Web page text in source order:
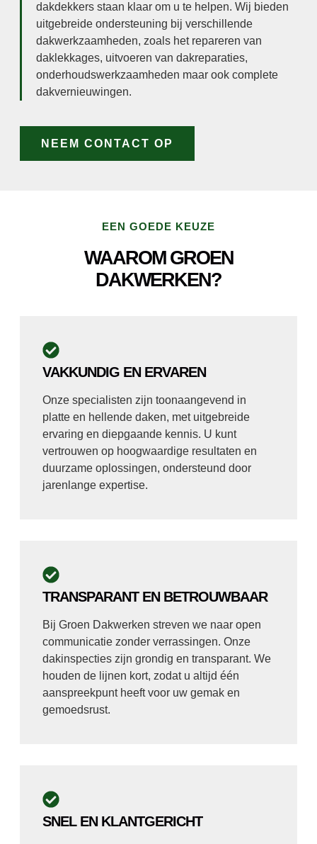
dakdekkers staan klaar om u te helpen. Wij bieden
uitgebreide ondersteuning bij verschillende
dakwerkzaamheden, zoals het repareren van
daklekkages, uitvoeren van dakreparaties,
onderhoudswerkzaamheden maar ook complete
dakvernieuwingen.
NEEM CONTACT OP
EEN GOEDE KEUZE
WAAROM GROEN
DAKWERKEN?
VAKKUNDIG EN ERVAREN
Onze specialisten zijn toonaangevend in
platte en hellende daken, met uitgebreide
ervaring en diepgaande kennis. U kunt
vertrouwen op hoogwaardige resultaten en
duurzame oplossingen, ondersteund door
jarenlange expertise.
TRANSPARANT EN BETROUWBAAR
Bij Groen Dakwerken streven we naar open
communicatie zonder verrassingen. Onze
dakinspecties zijn grondig en transparant. We
houden de lijnen kort, zodat u altijd één
aanspreekpunt heeft voor uw gemak en
gemoedsrust.
SNEL EN KLANTGERICHT